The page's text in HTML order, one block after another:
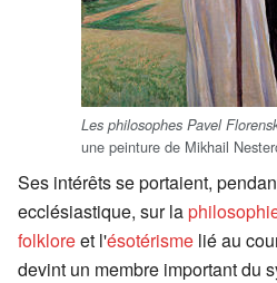
Les philosophes Pavel
une peinture de Mikhail
Ses intérêts se portaient,
ecclésiastique, sur la
folkloreet l'ésotérisme lié au
devint un membre important du